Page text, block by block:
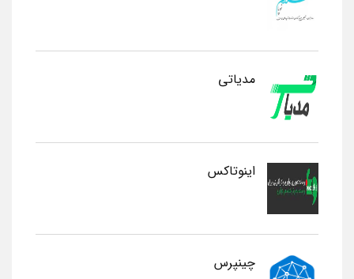
مدیاتی
اینوتاکس
چینپرس